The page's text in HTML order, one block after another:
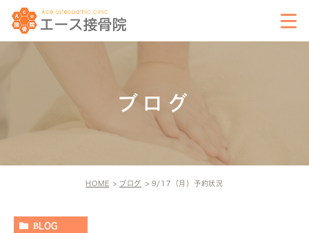
ブログ
HOME ブログ 9/17（月）予約状況
BLOG